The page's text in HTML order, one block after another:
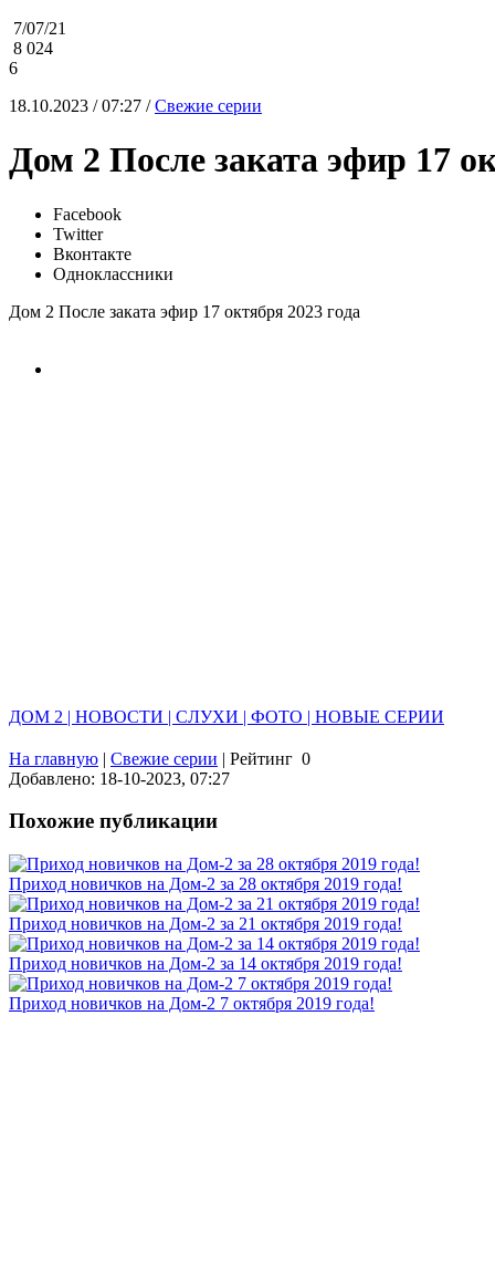
7/07/21
8 024
6
18.10.2023 / 07:27 /Свежие серии
Дом 2 После заката эфир 17
Facebook
Twitter
Вконтакте
Одноклассники
Дом 2 После заката эфир 17 октября 2023 года
ДОМ 2 | НОВОСТИ | СЛУХИ | ФОТО | НОВЫЕ СЕРИИ
На главную | Свежие серии | Рейтинг 0
Добавлено: 18-10-2023, 07:27
Похожие публикации
Приход новичков на Дом-2 за 28 октября 2019 года!
Приход новичков на Дом-2 за 21 октября 2019 года!
Приход новичков на Дом-2 за 14 октября 2019 года!
Приход новичков на Дом-2 7 октября 2019 года!